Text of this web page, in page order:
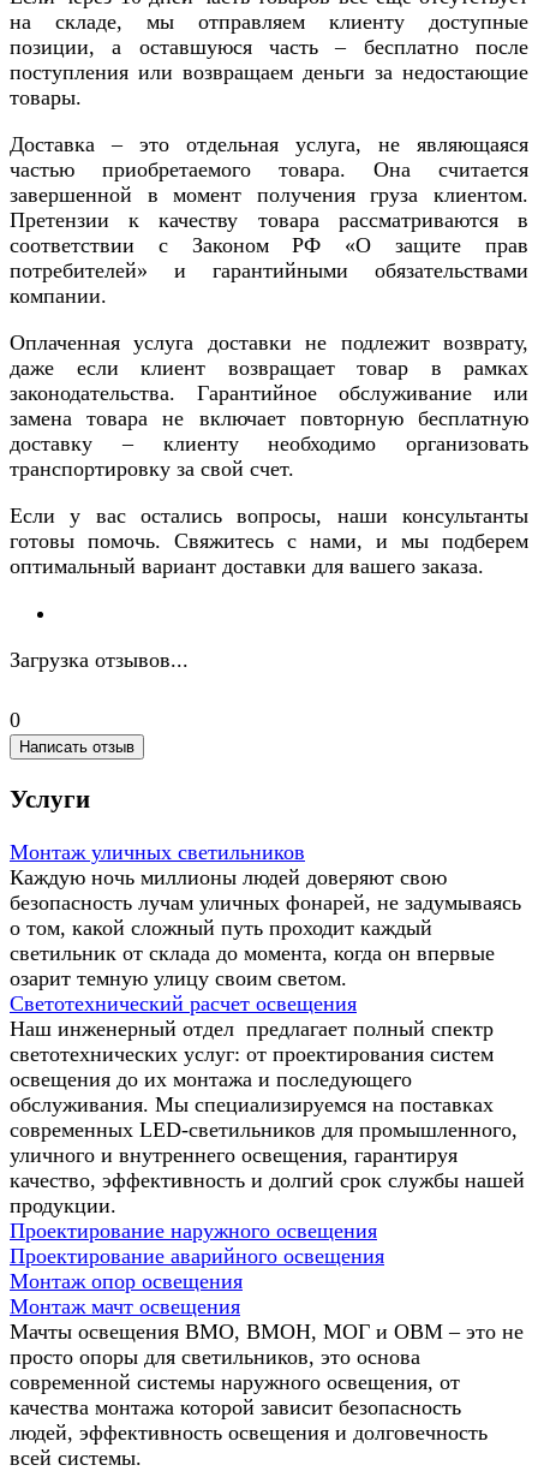
на складе, мы отправляем клиенту доступные
позиции, а оставшуюся часть – бесплатно после
поступления или возвращаем деньги за недостающие
товары.
Доставка – это отдельная услуга, не являющаяся
частью приобретаемого товара. Она считается
завершенной в момент получения груза клиентом.
Претензии к качеству товара рассматриваются в
соответствии с Законом РФ «О защите прав
потребителей» и гарантийными обязательствами
компании.
Оплаченная услуга доставки не подлежит возврату,
даже если клиент возвращает товар в рамках
законодательства. Гарантийное обслуживание или
замена товара не включает повторную бесплатную
доставку – клиенту необходимо организовать
транспортировку за свой счет.
Если у вас остались вопросы, наши консультанты
готовы помочь. Свяжитесь с нами, и мы подберем
оптимальный вариант доставки для вашего заказа.
Загрузка отзывов...
0
Написать отзыв
Услуги
Монтаж уличных светильников
Каждую ночь миллионы людей доверяют свою
безопасность лучам уличных фонарей, не задумываясь
о том, какой сложный путь проходит каждый
светильник от склада до момента, когда он впервые
озарит темную улицу своим светом.
Светотехнический расчет освещения
Наш инженерный отдел предлагает полный спектр
светотехнических услуг: от проектирования систем
освещения до их монтажа и последующего
обслуживания. Мы специализируемся на поставках
современных LED-светильников для промышленного,
уличного и внутреннего освещения, гарантируя
качество, эффективность и долгий срок службы нашей
продукции.
Проектирование наружного освещения
Проектирование аварийного освещения
Монтаж опор освещения
Монтаж мачт освещения
Мачты освещения ВМО, ВМОН, МОГ и ОВМ – это не
просто опоры для светильников, это основа
современной системы наружного освещения, от
качества монтажа которой зависит безопасность
людей, эффективность освещения и долговечность
всей системы.